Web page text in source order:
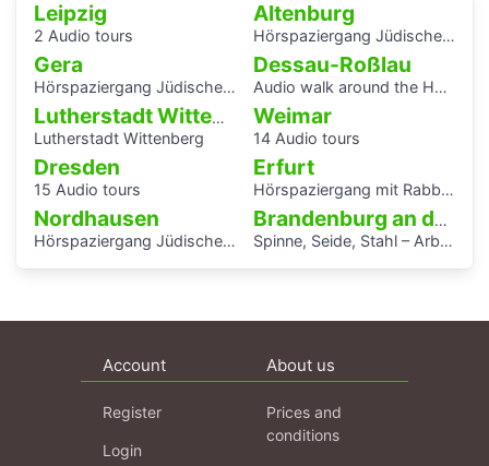
Leipzig
2 Audio tours
Altenburg
Hörspaziergang Jüdische Geschichte in Altenburg
Gera
Hörspaziergang Jüdisches Leben und jüdische Geschichte in Gera
Dessau-Roßlau
Audio walk around the Houses with Balcony Access of the Bauhaus settlement
Lutherstadt Wittenberg
Lutherstadt Wittenberg
Weimar
14 Audio tours
Dresden
15 Audio tours
Erfurt
Hörspaziergang mit Rabbiner Alexander Nachama in Erfurt
Nordhausen
Hörspaziergang Jüdische Geschichte in Nordhausen
Brandenburg an der Havel
Spinne, Seide, Stahl – Arbeit und Kunst in Brandenburg.
Account
Register
Login
About us
Prices and
conditions